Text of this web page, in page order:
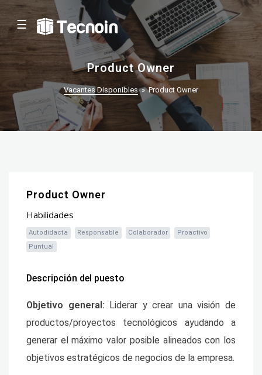
☰
Product Owner
Vacantes Disponibles »Product Owner
Product Owner
Habilidades
Autodidacta Responsable Colaborador
Proactivo
Puntual
Descripción del puesto
Objetivo general:
Liderar y crear una visión de
productos/proyectos tecnológicos ayudando a
generar el máximo valor posible alineados con los
objetivos estratégicos de negocios de la empresa.